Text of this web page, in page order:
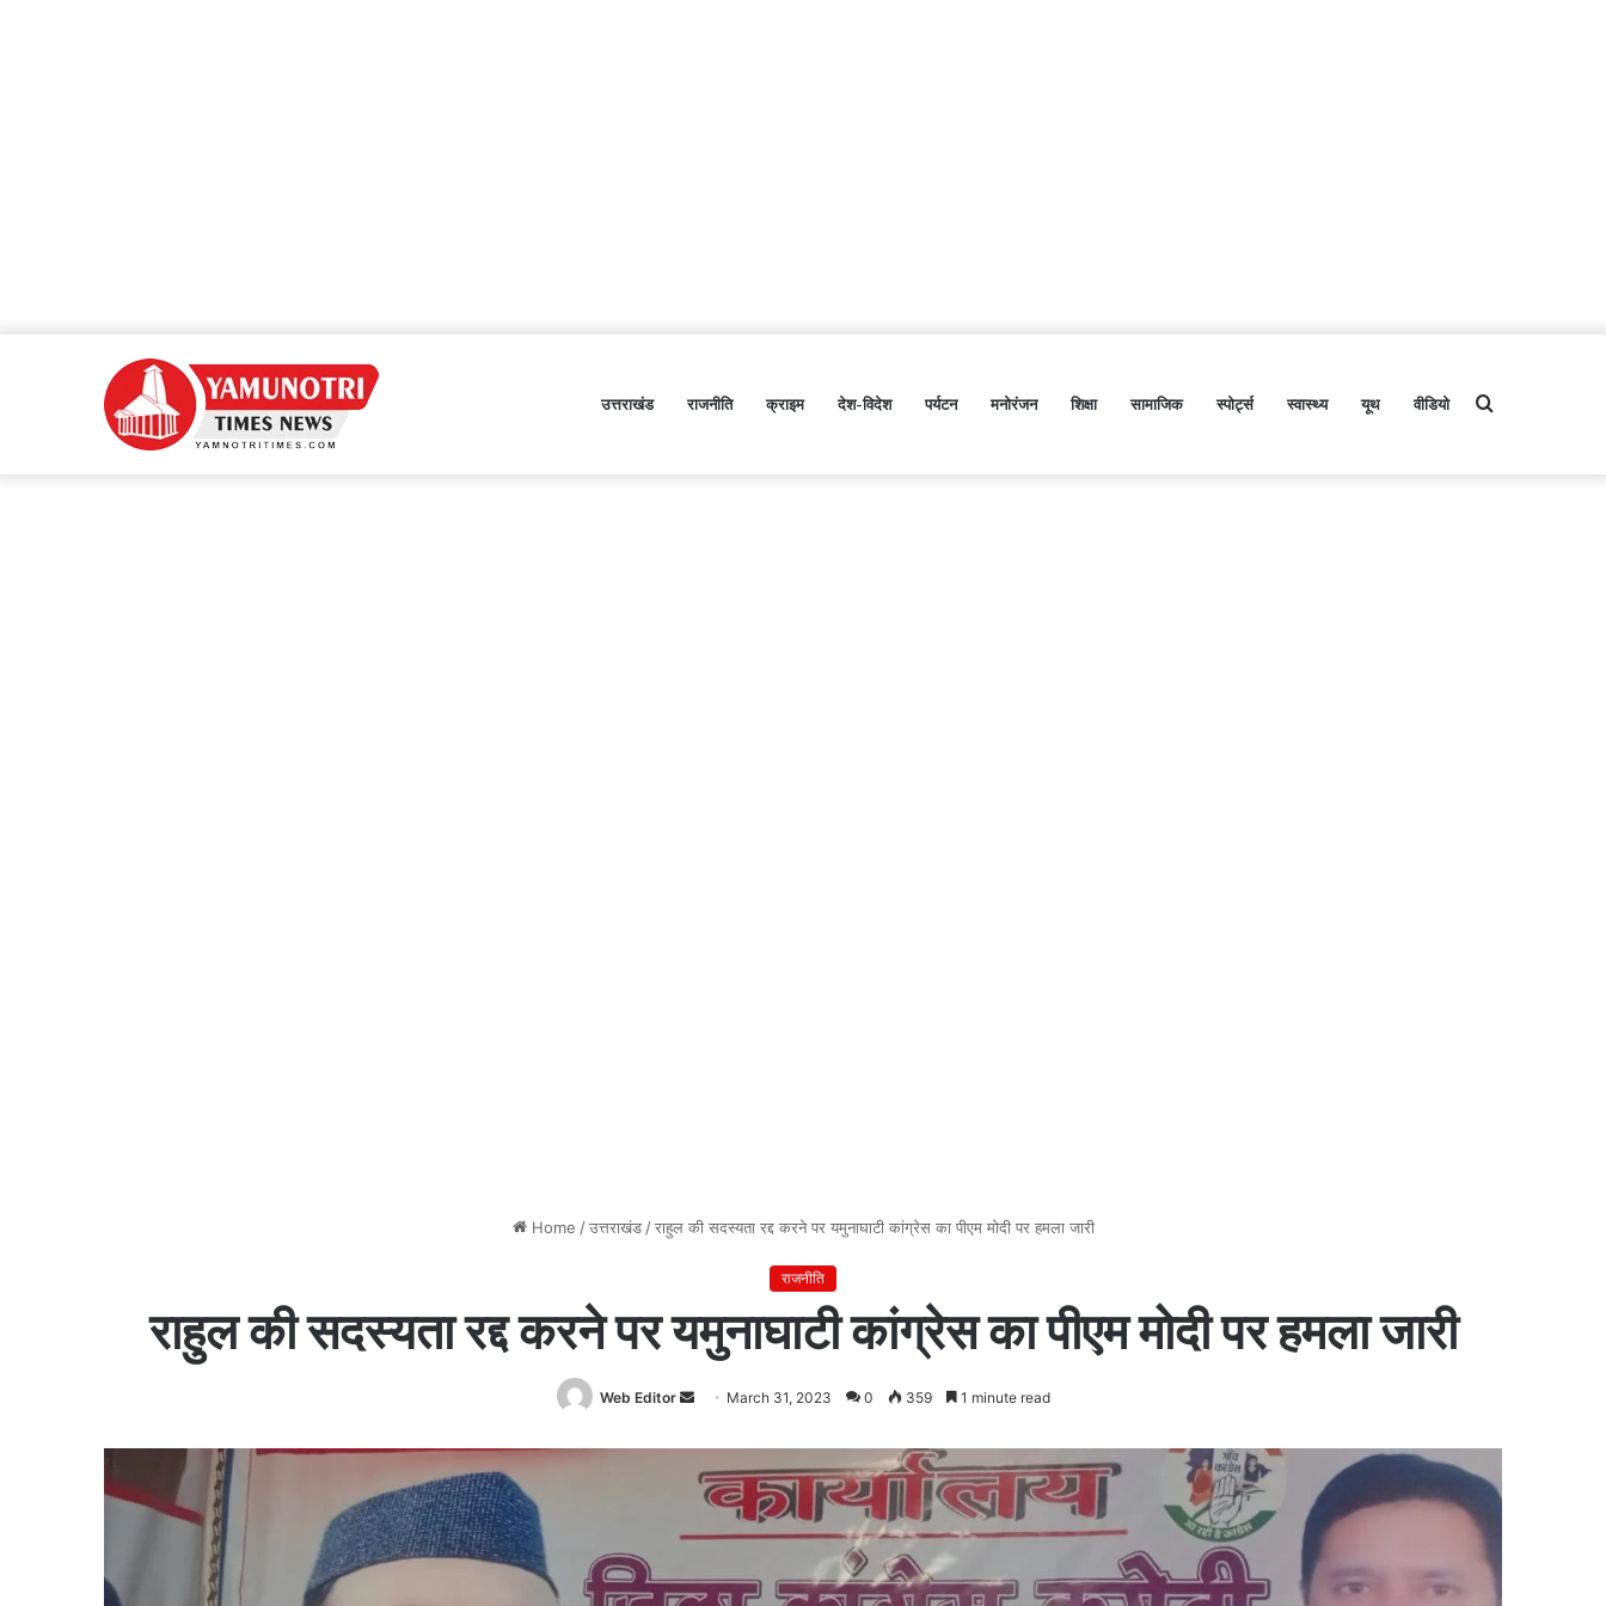
उत्तराखंड राजनीति क्राइम देश-विदेश पर्यटन मनोरंजन शिक्षा सामाजिक स्पोर्ट्स स्वास्थ्य यूथ वीडियो Search
Home / उत्तराखंड / राहुल की सदस्यता रद्द करने पर यमुनाघाटी कांग्रेस का पीएम मोदी पर हमला जारी
राजनीति
राहुल की सदस्यता रद्द करने पर यमुनाघाटी कांग्रेस का पीएम मोदी पर हमला जारी
Web Editor
SendMarch 31, 2023 0 359 1 minute read